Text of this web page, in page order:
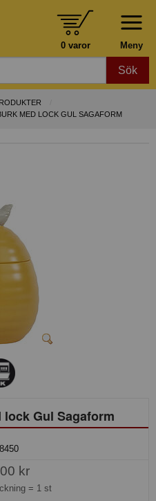
Meny
0 varor
Sök
MED LOCK GUL SAGAFORM
Gul Sagaform
kr
= 1 st